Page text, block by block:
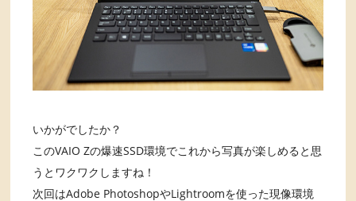
いかがでしたか？
このVAIO Zの爆速SSD環境でこれから写真が楽しめると思
うとワクワクしますね！
次回はAdobe PhotoshopやLightroomを使った現像環境